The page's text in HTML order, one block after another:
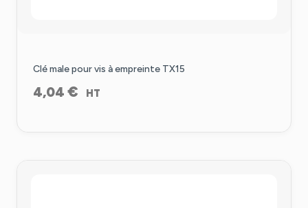
Clé male pour vis à empreinte TX15
4,04 € HT